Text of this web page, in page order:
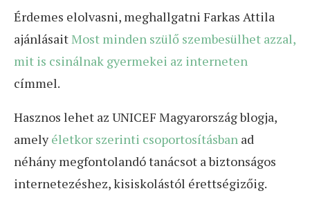
Érdemes elolvasni, meghallgatni Farkas Attila
ajánlásaitMost minden szülő szembesülhet azzal,
mit is csinálnak gyermekei az interneten
címmel.
Hasznos lehet az UNICEF Magyarország blogja,
amelyéletkor szerinti csoportosításban ad
néhány megfontolandó tanácsot a biztonságos
internetezéshez, kisiskolástól érettségizőig.